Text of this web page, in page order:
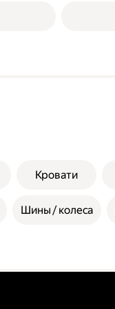
Кровати
Шины / колеса